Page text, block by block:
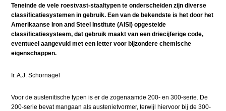
Teneinde de vele roestvast-staaltypen te onderscheiden zijn diverse
classificatiesystemen in gebruik. Een van de bekendste is het door het
Amerikaanse Iron and Steel Institute (AISI) opgestelde
classificatiesysteem, dat gebruik maakt van een driecijferige code,
eventueel aangevuld met een letter voor bijzondere chemische
eigenschappen.
Ir. A.J. Schornagel
Voor de austenitische typen is er de zogenaamde 200- en 300-serie. De
200-serie bevat mangaan als austenietvormer, terwijl hiervoor bij de 300-